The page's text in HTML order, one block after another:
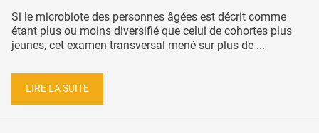
Si le microbiote des personnes âgées est décrit comme
étant plus ou moins diversifié que celui de cohortes plus
jeunes, cet examen transversal mené sur plus de ...
LIRE LA SUITE